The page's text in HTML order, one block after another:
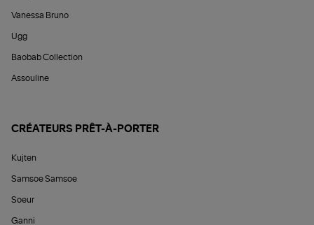
Vanessa Bruno
Ugg
Baobab Collection
Assouline
CRÉATEURS PRÊT-À-PORTER
Kujten
Samsoe Samsoe
Soeur
Ganni